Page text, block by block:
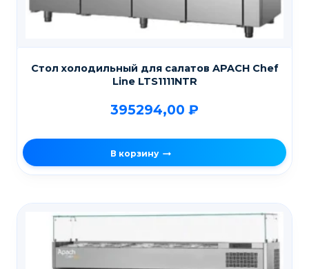
Стол холодильный для салатов APACH Chef
Line LTS1111NTR
395294,00 ₽
В корзину